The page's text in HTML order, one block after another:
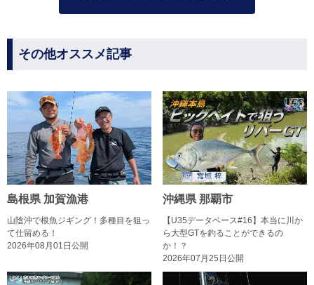
その他オススメ記事
島根県 加賀漁港
山陰沖で根魚ジギング！多種目を狙っ
て仕留める！
2026年08月01日公開
沖縄県 那覇市
【U35データベース#16】本当に川か
ら大型GTを釣ることができるの
か！？
2026年07月25日公開